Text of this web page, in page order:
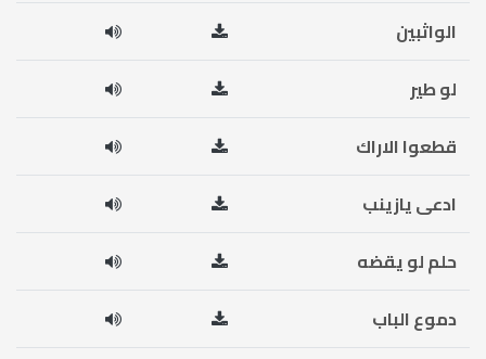
الواثبين
لو طير
قطعوا الاراك
ادعى يازينب
حلم لو يقضه
دموع الباب